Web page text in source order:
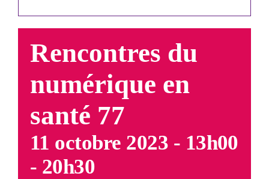
Rencontres du
numérique en
santé 77
11 octobre 2023 - 13h00
- 20h30